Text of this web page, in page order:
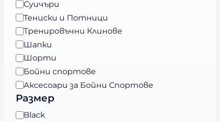
и
я
Суичъри
Тениски и Потници
Тренировъчни Клинове
Шапки
Шорти
Бойни спортове
Аксесоари за Бойни Спортове
Размер
Ц Black